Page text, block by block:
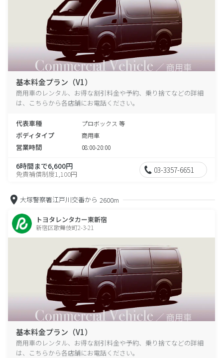
基本料金プラン（V1）
商用車のレンタル、お得な割引料金や予約、乗り捨てなどの詳細
は、こちらから各店舗にお電話ください。
代表車種 プロボックス 等
ボディタイプ 商用車
営業時間 08:00-20:00
6時間まで6,600円
免責補償制度1,100円 03-3357-6651
大塚警察署江戸川交番から 2600m
トヨタレンタカー東新宿
新宿区歌舞伎町2-3-21
基本料金プラン（V1）
商用車のレンタル、お得な割引料金や予約、乗り捨てなどの詳細
は、こちらから各店舗にお電話ください。